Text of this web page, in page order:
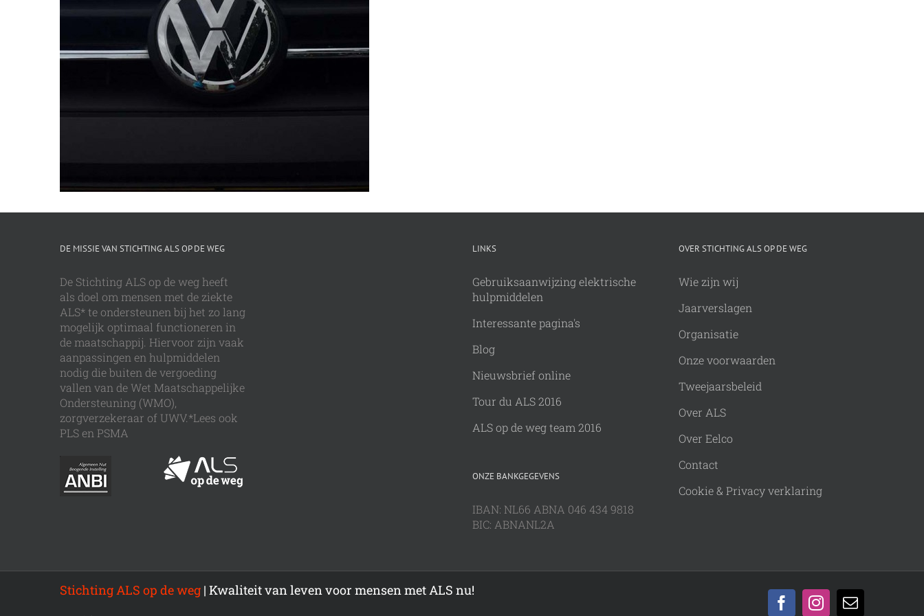
DE MISSIE VAN STICHTING ALS OP DE WEG
De Stichting ALS op de weg heeft
als doel om mensen met de ziekte
ALS* te ondersteunen bij het zo lang
mogelijk optimaal functioneren in
de maatschappij. Hiervoor zijn vaak
aanpassingen en hulpmiddelen
nodig die buiten de vergoeding
vallen van de Wet Maatschappelijke
Ondersteuning (WMO),
zorgverzekeraar of UWV.*Lees ook
PLS en PSMA
LINKS
Gebruiksaanwijzing elektrische
hulpmiddelen
Interessante pagina's
Blog
Nieuwsbrief online
Tour du ALS 2016
ALS op de weg team 2016
ONZE BANKGEGEVENS
IBAN: NL66 ABNA 046 434 9818
BIC: ABNANL2A
OVER STICHTING ALS OP DE WEG
Wie zijn wij
Jaarverslagen
Organisatie
Onze voorwaarden
Tweejaarsbeleid
Over ALS
Over Eelco
Contact
Cookie & Privacy verklaring
Stichting ALS op de weg | Kwaliteit van leven voor mensen met ALS nu!
FacebookInstagram
E-